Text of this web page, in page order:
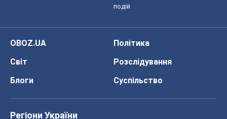
подій
OBOZ.UA
Політика
Світ
Розслідування
Блоги
Суспільство
Регіони України